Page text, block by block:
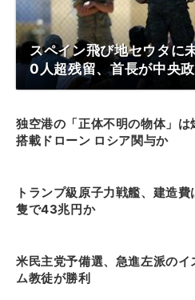
スペイン飛び地セウタに
0人超残留、首長が中央
独空港の「正体不明の物体」は
搭載ドローン ロシア関与か
トランプ級原子力戦艦、建造費
隻で43兆円か
米民主党予備選、急進左派のイ
ム教徒が勝利